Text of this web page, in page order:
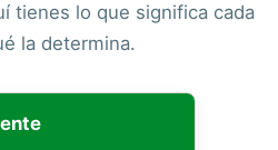
tienes lo que significa cada
la determina.